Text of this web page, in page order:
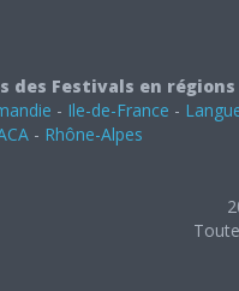
des Festivals en régions
- Ile-de-France -
- Rhône-Alpes